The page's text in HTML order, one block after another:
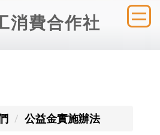
消費合作社
公益金實施辦法